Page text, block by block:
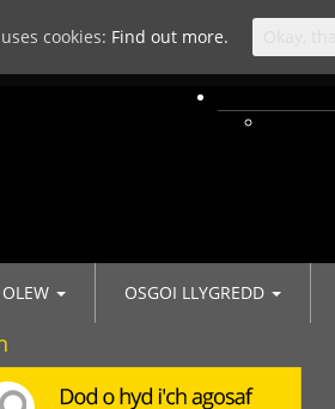
OSGOI LLYGREDD
cookies: Find out more.